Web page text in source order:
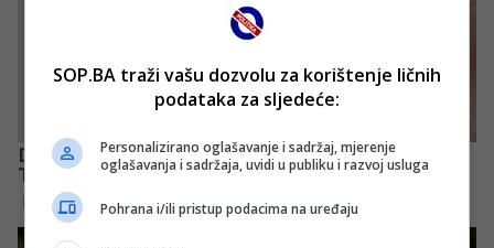
SOP.BA traži vašu dozvolu za korištenje ličnih
podataka za sljedeće:
Personalizirano oglašavanje i sadržaj, mjerenje
oglašavanja i sadržaja, uvidi u publiku i razvoj usluga
Pohrana i/ili pristup podacima na uređaju